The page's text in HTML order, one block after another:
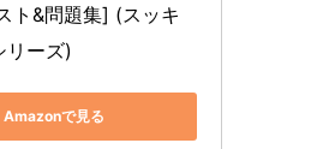
ト&問題集] (スッキ
リーズ)
Amazonで見る